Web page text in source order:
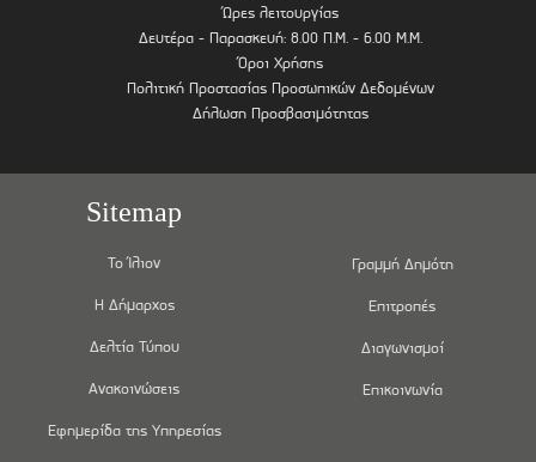
Ώρες λειτουργίας
Δευτέρα - Παρασκευή: 8.00 Π.Μ. - 6.00 Μ.Μ.
Όροι Χρήσης
Πολιτική Προστασίας Προσωπικών Δεδομένων
Δήλωση Προσβασιμότητας
Sitemap
Το Ίλιον
Η Δήμαρχος
Δελτία Τύπου
Ανακοινώσεις
Εφημερίδα της Υπηρεσίας
Γραμμή Δημότη
Επιτροπές
Διαγωνισμοί
Επικοινωνία